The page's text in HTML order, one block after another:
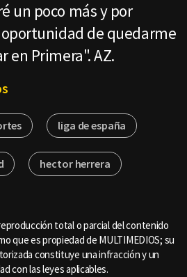
un poco más y por
de quedarme
en Primera". AZ.
liga de españa
hector herrera
total o parcial del contenido
que es propiedad de MULTIMEDIOS; su
constituye una infracción y un
con las leyes aplicables.